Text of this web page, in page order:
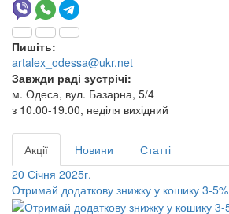
Пишіть:
artalex_odessa@ukr.net
Завжди раді зустрічі:
м. Одеса, вул. Базарна, 5/4
з 10.00-19.00, неділя вихідний
Акції Новини
Статті
20 Січня 2025г.
Отримай додаткову знижку у кошику 3-5%